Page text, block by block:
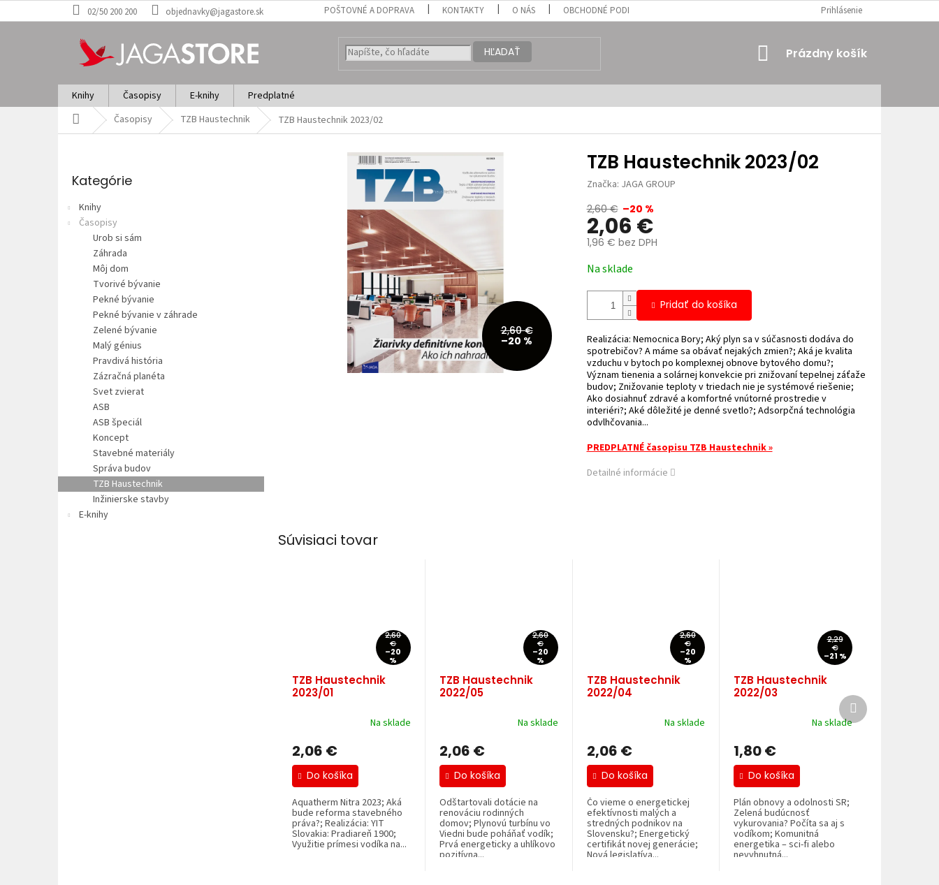
Prejsť
02/50 200 200 objednavky@jagastore.sk POŠTOVNÉ A DOPRAVA KONTAKTY O NÁS OBCHODNÉ PODMIENKY Prihlásenie
HĽADAŤ
NÁKUPNÝ
Prázdny košík
Knihy Časopisy E-knihy
Predplatné
Domov Časopisy TZB Haustechnik TZB Haustechnik 2023/02
kategórie
Kategórie
Knihy
Časopisy
Urob si sám
Záhrada
Môj dom
Tvorivé bývanie
Pekné bývanie
Pekné bývanie v záhrade
Zelené bývanie
Malý génius
Pravdivá história
Zázračná planéta
Svet zvierat
ASB
ASB špeciál
Koncept
Stavebné materiály
Správa budov
TZB Haustechnik
Inžinierske stavby
E-knihy
2,60 €
–20 %
TZB Haustechnik 2023/02
Značka: JAGA GROUP
2,60 € –20 %
2,06 €
1,96 € bez DPH
cena:
Na sklade
Pridať do košíka
Realizácia: Nemocnica Bory; Aký plyn sa v súčasnosti dodáva do
spotrebičov? A máme sa obávať nejakých zmien?; Aká je kvalita
vzduchu v bytoch po komplexnej obnove bytového domu?;
Význam tienenia a solárnej konvekcie pri znižovaní tepelnej záťaže
budov; Znižovanie teploty v triedach nie je systémové riešenie;
Ako dosiahnuť zdravé a komfortné vnútorné prostredie v
interiéri?; Aké dôležité je denné svetlo?; Adsorpčná technológia
odvlhčovania...
PREDPLATNÉ časopisu TZB Haustechnik »
Detailné informácie
Súvisiaci tovar
2,60
€
–20
%
TZB Haustechnik
2023/01
Na sklade
2,06 €
Do košíka
Aquatherm Nitra 2023; Aká
bude reforma stavebného
práva?; Realizácia: YIT
Slovakia: Pradiareň 1900;
Využitie prímesi vodíka na...
2,60
€
–20
%
TZB Haustechnik
2022/05
Na sklade
2,06 €
Do košíka
Odštartovali dotácie na
renováciu rodinných
domov; Plynovú turbínu vo
Viedni bude poháňať vodík;
Prvá energeticky a uhlíkovo
pozitívna...
2,60
€
–20
%
TZB Haustechnik
2022/04
Na sklade
2,06 €
Do košíka
Čo vieme o energetickej
efektívnosti malých a
stredných podnikov na
Slovensku?; Energetický
certifikát novej generácie;
Nová legislatíva...
2,29
€
–21 %
TZB Haustechnik
2022/03
Na sklade
1,80 €
Do košíka
Plán obnovy a odolnosti SR;
Zelená budúcnosť
vykurovania? Počíta sa aj s
vodíkom; Komunitná
energetika – sci-fi alebo
nevyhnutná...
Ďalší
produkt